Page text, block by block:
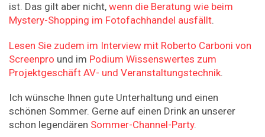
ist. Das gilt aber nicht, wenn die Beratung wie beim
Mystery-Shopping im Fotofachhandel ausfällt.
Lesen Sie zudem im Interview mit Roberto Carboni von
Screenpro und im Podium Wissenswertes zum
Projektgeschäft AV- und Veranstaltungstechnik.
Ich wünsche Ihnen gute Unterhaltung und einen
schönen Sommer. Gerne auf einen Drink an unserer
schon legendären Sommer-Channel-Party.